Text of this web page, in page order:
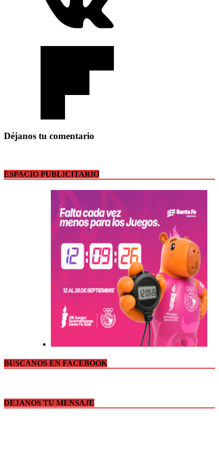
Déjanos tu comentario
ESPACIO PUBLICITARIO
BUSCANOS EN FACEBOOK
DEJANOS TU MENSAJE